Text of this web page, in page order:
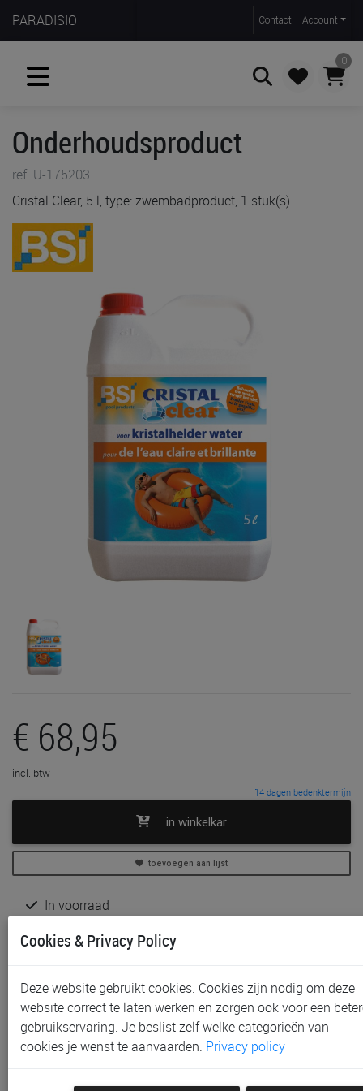
PARADISIO Contact Account
0
Onderhoudsproduct
ref. U-175203
Cristal Clear, 5 l, type: zwembadproduct, 1 stuk(s)
€ 68,95
incl. btw
14 dagen bedenktermijn
in winkelkar
toevoegen aan lijst
In voorraad
Niklaas
Waregem
Gratis verzending vanaf € 80 *
Productinformatie & specificaties
Cookies & Privacy Policy
Deze website gebruikt cookies. Cookies zijn nodig om deze
website correct te laten werken en zorgen ook voor een
gebruikservaring. Je beslist zelf welke categorieën van
cookies je wenst te aanvaarden. Privacy policy